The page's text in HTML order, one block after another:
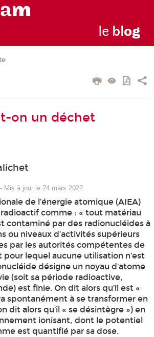
le blog
t-on un déchet
Mis à jour le 24 mars 2022
de l’énergie atomique (AIEA)
comme : « tout matériau
contaminé par des radionucléides à
ou niveaux d’activités supérieurs
par les autorités compétentes de
lequel aucune utilisation n’est
désigne un noyau d’atome
(soit sa période radioactive,
est finie. On dit alors qu’il est «
spontanément à se transformer en
dit alors qu’il « se désintègre ») en
ionisant, dont le potentiel
est quantifié par sa dose.